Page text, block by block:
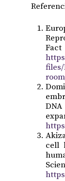
files/
cell